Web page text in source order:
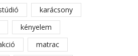
karácsony
kényelem
matrac